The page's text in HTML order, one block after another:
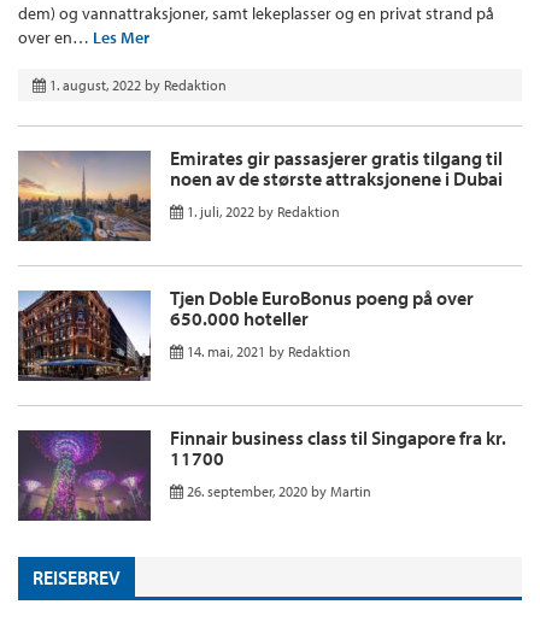
dem) og vannattraksjoner, samt lekeplasser og en privat strand på
over en… Les Mer
1. august, 2022 by Redaktion
Emirates gir passasjerer gratis tilgang til
noen av de største attraksjonene i Dubai
1. juli, 2022 by Redaktion
Tjen Doble EuroBonus poeng på over
650.000 hoteller
14. mai, 2021 by Redaktion
Finnair business class til Singapore fra kr.
11700
26. september, 2020 by Martin
REISEBREV